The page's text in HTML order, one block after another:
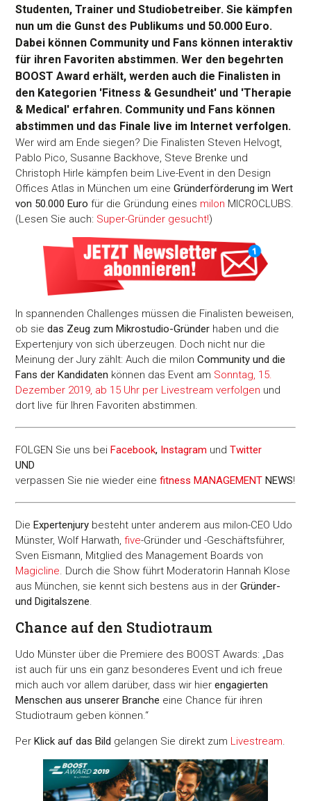
Studenten, Trainer und Studiobetreiber. Sie kämpfen
nun um die Gunst des Publikums und 50.000 Euro.
Dabei können Community und Fans können interaktiv
für ihren Favoriten abstimmen. Wer den begehrten
BOOST Award erhält, werden auch die Finalisten in
den Kategorien 'Fitness & Gesundheit' und 'Therapie
& Medical' erfahren. Community und Fans können
abstimmen und das Finale live im Internet verfolgen.
Wer wird am Ende siegen? Die Finalisten Steven Helvogt,
Pablo Pico, Susanne Backhove, Steve Brenke und
Christoph Hirle kämpfen beim Live-Event in den Design
Offices Atlas in München um eineGründerförderung im Wert
von 50.000 Euro für die Gründung eines milon MICROCLUBS.
(Lesen Sie auch: Super-Gründer gesucht!)
In spannenden Challenges müssen die Finalisten beweisen,
ob siedas Zeug zum Mikrostudio-Gründer haben und die
Expertenjury von sich überzeugen. Doch nicht nur die
Meinung der Jury zählt: Auch die milonCommunity und die
Fans der Kandidaten können das Event am Sonntag, 15.
Dezember 2019, ab 15 Uhr per Livestream verfolgen und
dort live für Ihren Favoriten abstimmen.
FOLGEN Sie uns beiFacebook, Instagram undTwitter
UND
verpassen Sie nie wieder einefitness MANAGEMENT NEWS!
Die Expertenjury besteht unter anderem aus milon-CEO Udo
Münster, Wolf Harwath,five-Gründer und -Geschäftsführer,
Sven Eismann, Mitglied des Management Boards von
Magicline. Durch die Show führt Moderatorin Hannah Klose
aus München, sie kennt sich bestens aus in derGründer-
und Digitalszene.
Chance auf den Studiotraum
Udo Münster über die Premiere des BOOST Awards: „Das
ist auch für uns ein ganz besonderes Event und ich freue
mich auch vor allem darüber, dass wir hierengagierten
Menschen aus unserer Branche eine Chance für ihren
Studiotraum geben können.“
PerKlick auf das Bild gelangen Sie direkt zum Livestream.